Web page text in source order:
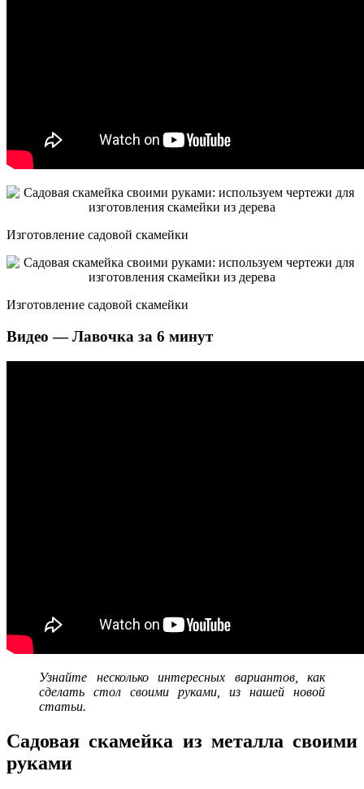
Изготовление садовой скамейки
Изготовление садовой скамейки
Видео — Лавочка за 6 минут
Узнайте несколько интересных вариантов, как
сделать стол своими руками, из нашей новой
статьи.
Садовая скамейка из металла своими
руками